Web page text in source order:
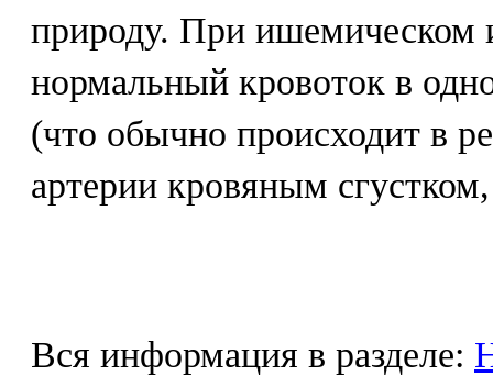
природу. При ишемическом
нормальный кровоток в
(что обычно происходит в
артерии кровяным
Вся информация в разделе: